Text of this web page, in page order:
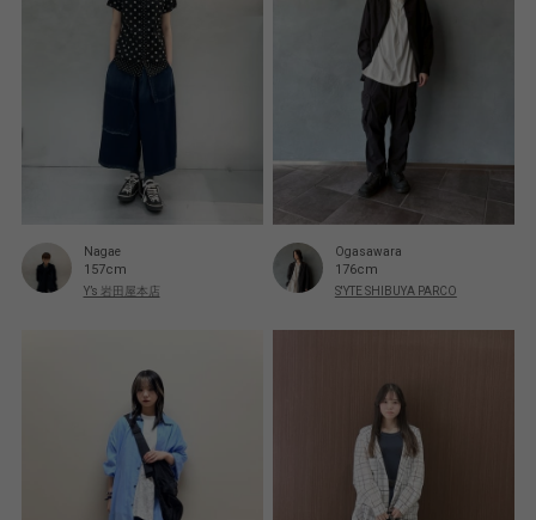
Nagae
157cm
Y’s 岩田屋本店
Ogasawara
176cm
S'YTE SHIBUYA PARCO